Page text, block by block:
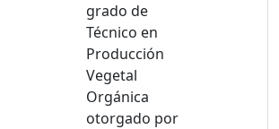
grado de
Técnico en
Producción
Vegetal
Orgánica
otorgado por